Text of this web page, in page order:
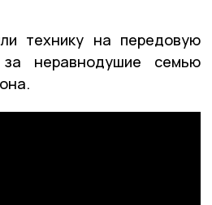
технику на передовую
неравнодушие семью